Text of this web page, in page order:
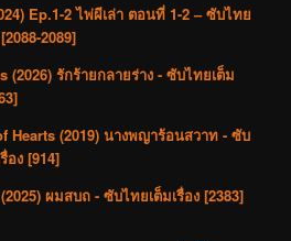
Ep.1-2 ไพ่ผีเล่า ตอนที่ 1-2 – ซับไทย
2089]
(2026) รักร้ายกลายร่าง - ซับไทยเต็ม
Hearts (2019) นางพญาร้อนสวาท - ซับ
อง [914]
ผมสบถ - ซับไทยเต็มเรื่อง [2383]